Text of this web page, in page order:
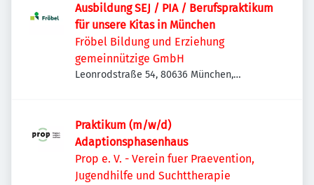
Ausbildung SEJ / PIA / Berufspraktikum
für unsere Kitas in München
Fröbel Bildung und Erziehung
gemeinnützige GmbH
Leonrodstraße 54, 80636 München,
Praktikum (m/w/d)
Adaptionsphasenhaus
Prop e. V. - Verein fuer Praevention,
Jugendhilfe und Suchttherapie